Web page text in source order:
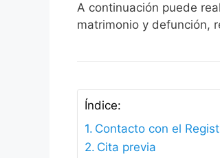
A continuación puede
matrimonio y defunción,
Índice:
Contacto con el
Cita previa